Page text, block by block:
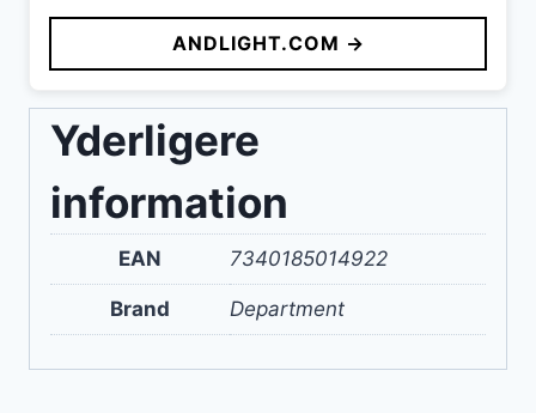
pris
var:
3.103 kr..
pris
er:
2.481 kr..
ANDLIGHT.COM →
Yderligere
information
EAN 7340185014922
Brand Department